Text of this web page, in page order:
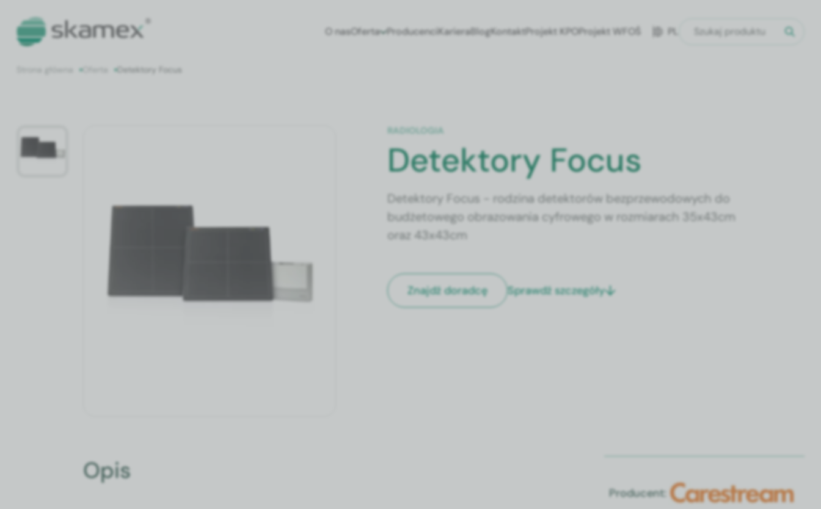
O nasOferta ProducenciKarieraBlogKontaktProjekt KPOProjekt WFOŚ PL
Oferta Detektory Focus
RADIOLOGIA
Detektory Focus
Detektory Focus - rodzina detektorów bezprzewodowych do
budżetowego obrazowania cyfrowego w rozmiarach 35x43cm
oraz 43x43cm
Znajdź doradcę Sprawdź szczegóły
Opis
Producent: